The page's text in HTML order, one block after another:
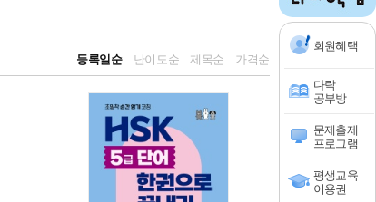
회원혜택
다락
공부방
문제출제
프로그램
평생교육
이용권
등록일순 난이도순 제목순 가격순